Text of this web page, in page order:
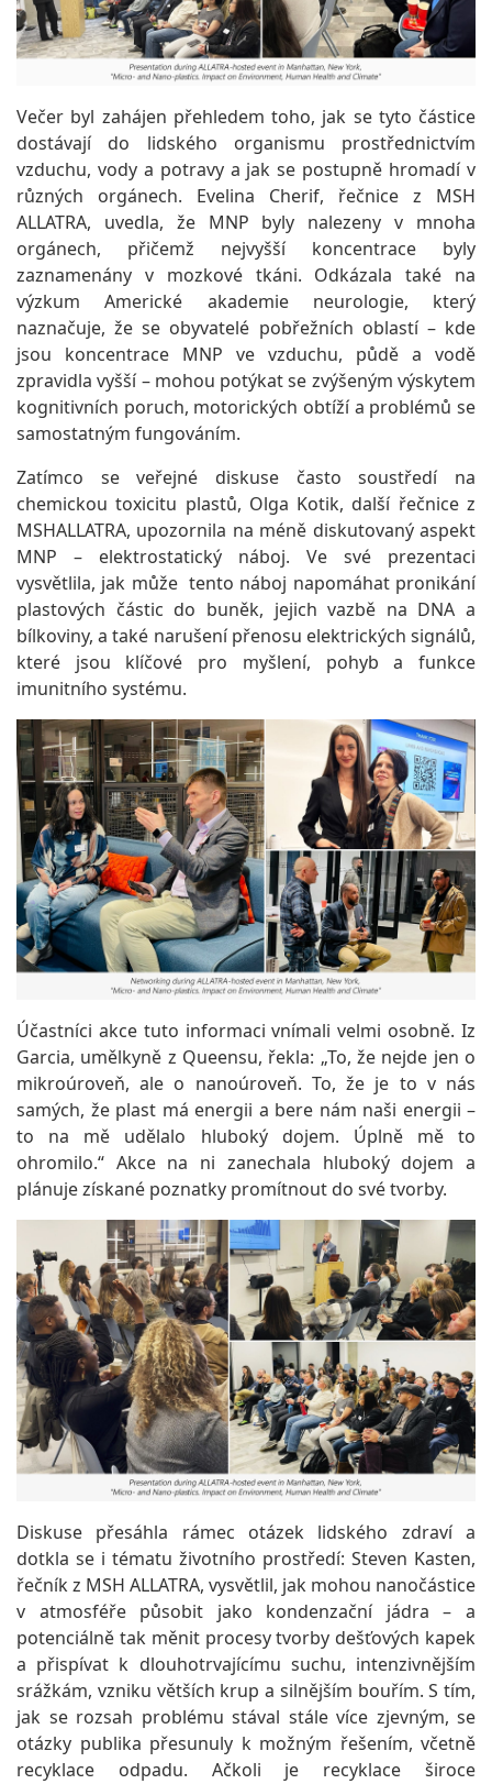
Večer byl zahájen přehledem toho, jak se tyto částice
dostávají do lidského organismu prostřednictvím
vzduchu, vody a potravy a jak se postupně hromadí v
různých orgánech. Evelina Cherif, řečnice z MSH
ALLATRA, uvedla, že MNP byly nalezeny v mnoha
orgánech, přičemž nejvyšší koncentrace byly
zaznamenány v mozkové tkáni. Odkázala také na
výzkum Americké akademie neurologie, který
naznačuje, že se obyvatelé pobřežních oblastí – kde
jsou koncentrace MNP ve vzduchu, půdě a vodě
zpravidla vyšší – mohou potýkat se zvýšeným výskytem
kognitivních poruch, motorických obtíží a problémů se
samostatným fungováním.
Zatímco se veřejné diskuse často soustředí na
chemickou toxicitu plastů, Olga Kotik, další řečnice z
MSHALLATRA, upozornila na méně diskutovaný aspekt
MNP – elektrostatický náboj. Ve své prezentaci
vysvětlila, jak může tento náboj napomáhat pronikání
plastových částic do buněk, jejich vazbě na DNA a
bílkoviny, a také narušení přenosu elektrických signálů,
které jsou klíčové pro myšlení, pohyb a funkce
imunitního systému.
Účastníci akce tuto informaci vnímali velmi osobně. Iz
Garcia, umělkyně z Queensu, řekla: „To, že nejde jen o
mikroúroveň, ale o nanoúroveň. To, že je to v nás
samých, že plast má energii a bere nám naši energii –
to na mě udělalo hluboký dojem. Úplně mě to
ohromilo.“ Akce na ni zanechala hluboký dojem a
plánuje získané poznatky promítnout do své tvorby.
Diskuse přesáhla rámec otázek lidského zdraví a
dotkla se i tématu životního prostředí: Steven Kasten,
řečník z MSH ALLATRA, vysvětlil, jak mohou nanočástice
v atmosféře působit jako kondenzační jádra – a
potenciálně tak měnit procesy tvorby dešťových kapek
a přispívat k dlouhotrvajícímu suchu, intenzivnějším
srážkám, vzniku větších krup a silnějším bouřím. S tím,
jak se rozsah problému stával stále více zjevným, se
otázky publika přesunuly k možným řešením, včetně
recyklace odpadu. Ačkoli je recyklace široce